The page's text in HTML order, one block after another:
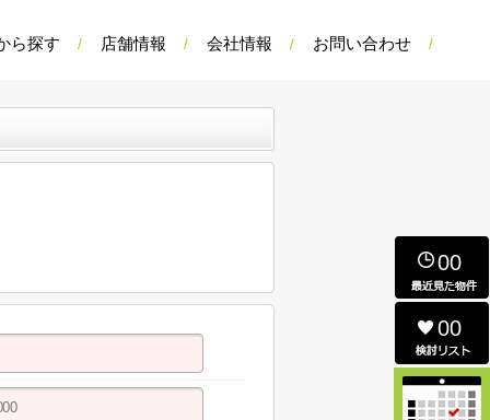
ら探す 店舗情報 会社情報 お問い合わせ
00
00